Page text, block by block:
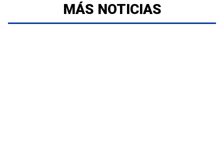
MÁS NOTICIAS